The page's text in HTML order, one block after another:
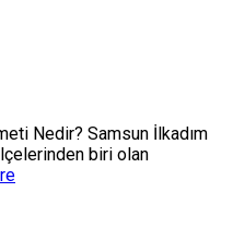
Nedir? Samsun İlkadım
biri olan